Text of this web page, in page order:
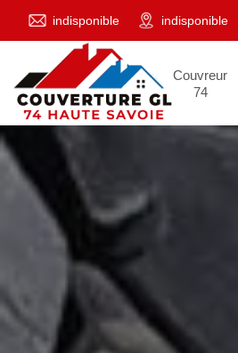
indisponible indisponible
Couvreur
74